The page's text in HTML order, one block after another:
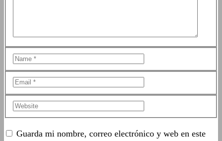
Guarda mi nombre, correo electrónico y web en este